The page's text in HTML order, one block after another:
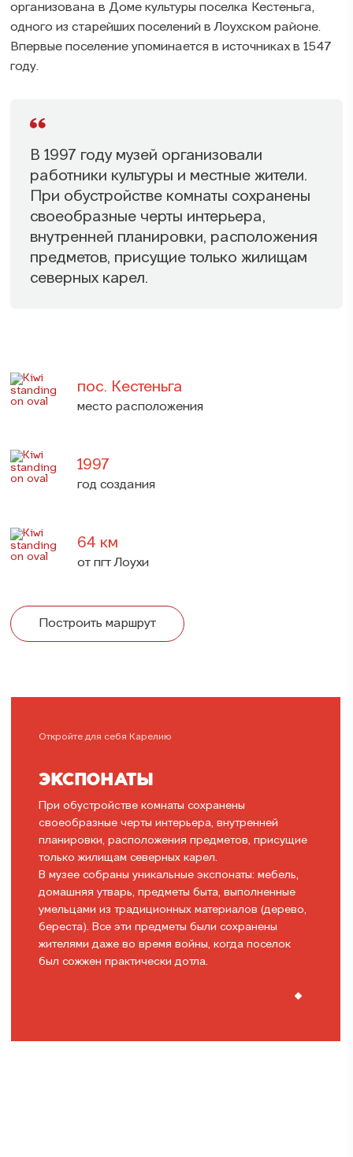
организована в Доме культуры поселка Кестеньга,
одного из старейших поселений в Лоухском районе.
Впервые поселение упоминается в источниках в 1547
году.
В 1997 году музей организовали
работники культуры и местные жители.
При обустройстве комнаты сохранены
своеобразные черты интерьера,
внутренней планировки, расположения
предметов, присущие только жилищам
северных карел.
пос. Кестеньга
место расположения
1997
год создания
64 км
от пгт Лоухи
Построить маршрут
Откройте для себя Карелию
ЭКСПОНАТЫ
При обустройстве комнаты сохранены
своеобразные черты интерьера, внутренней
планировки, расположения предметов, присущие
только жилищам северных карел.
В музее собраны уникальные экспонаты: мебель,
домашняя утварь, предметы быта, выполненные
умельцами из традиционных материалов (дерево,
береста). Все эти предметы были сохранены
жителями даже во время войны, когда поселок
был сожжен практически дотла.